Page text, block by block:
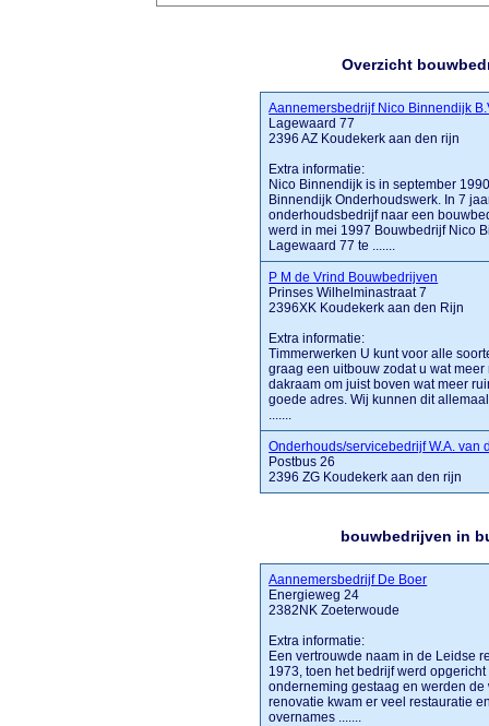
Overzicht
Aannemersbedrijf Nico Binnendijk
Lagewaard 77
2396 AZ Koudekerk aan den rijn
Extra informatie:
Nico Binnendijk is in september
Binnendijk Onderhoudswerk. In 7
onderhoudsbedrijf naar een
werd in mei 1997 Bouwbedrijf Nico
Lagewaard 77 te .......
P M de Vrind Bouwbedrijven
Prinses Wilhelminastraat 7
2396XK Koudekerk aan den Rijn
Extra informatie:
Timmerwerken U kunt voor alle
graag een uitbouw zodat u wat
dakraam om juist boven wat meer
goede adres. Wij kunnen dit
.......
Onderhouds/servicebedrijf W.A. van
Postbus 26
2396 ZG Koudekerk aan den rijn
bouwbedrijven in
Aannemersbedrijf De Boer
Energieweg 24
2382NK Zoeterwoude
Extra informatie:
Een vertrouwde naam in de Leidse
1973, toen het bedrijf werd
onderneming gestaag en werden
renovatie kwam er veel restauratie
overnames .......